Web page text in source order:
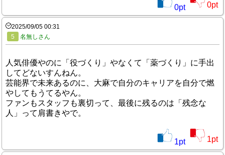
0pt 0pt
2025/09/05 00:31
5
名無しさん
人気俳優やのに「役づくり」やなくて「薬づくり」に手出
してどないすんねん。
芸能界で未来あるのに、大麻で自分のキャリアを自分で燃
やしてもうてるやん。
ファンもスタッフも裏切って、最後に残るのは「残念な
人」って肩書きやで。
1pt 1pt